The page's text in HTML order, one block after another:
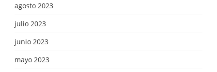
agosto 2023
julio 2023
junio 2023
mayo 2023